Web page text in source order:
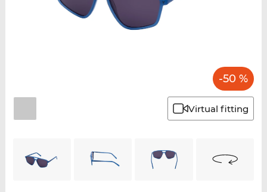
-50 %
Virtual fitting